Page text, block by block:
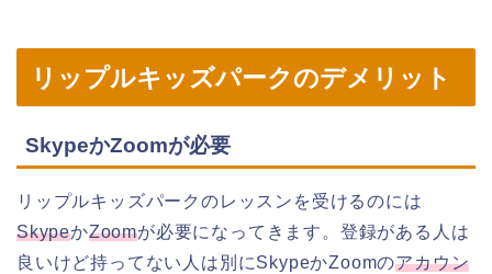
リップルキッズパークのデメリット
SkypeかZoomが必要
リップルキッズパークのレッスンを受けるのには
SkypeかZoomが必要になってきます。登録がある人は
良いけど持ってない人は別にSkypeかZoomのアカウン